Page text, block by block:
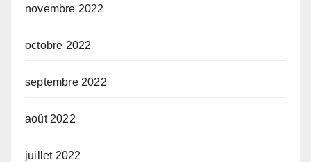
novembre 2022
octobre 2022
septembre 2022
août 2022
juillet 2022